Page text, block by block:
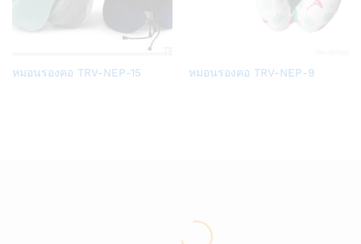
Add
หมอนรองคอ TRV-NEP-15
Add
หมอนรองคอ TRV-NEP-9